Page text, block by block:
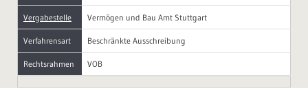
Vergabestelle Vermögen und Bau Amt Stuttgart
Verfahrensart Beschränkte Ausschreibung
Rechtsrahmen VOB